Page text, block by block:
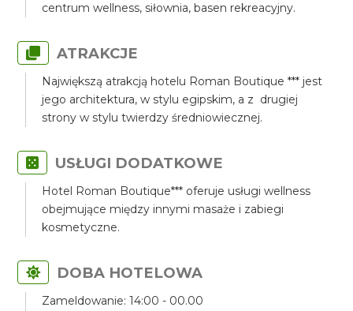
centrum wellness, siłownia, basen rekreacyjny.
ATRAKCJE
Największą atrakcją hotelu Roman Boutique *** jest
jego architektura, w stylu egipskim, a z drugiej
strony w stylu twierdzy średniowiecznej.
USŁUGI DODATKOWE
Hotel Roman Boutique*** oferuje usługi wellness
obejmujące między innymi masaże i zabiegi
kosmetyczne.
DOBA HOTELOWA
Zameldowanie: 14:00 - 00.00